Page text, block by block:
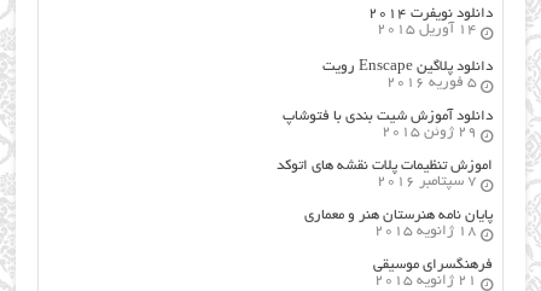
دانلود نویفرت ۲۰۱۴
14 آوریل 2015
دانلود پلاگین Enscape رویت
5 فوریه 2016
دانلود آموزش شیت بندی با فتوشاپ
29 ژوئن 2015
اموزش تنظیمات پلات نقشه های اتوکد
7 سپتامبر 2016
پایان نامه هنرستان هنر و معماري
18 ژانویه 2015
فرهنگسراي موسيقي
21 ژانویه 2015